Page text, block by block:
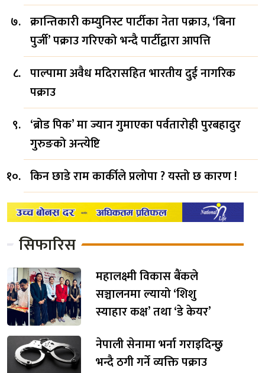
क्रान्तिकारी कम्युनिस्ट पार्टीका नेता पक्राउ, ‘बिना
पुर्जी’ पक्राउ गरिएको भन्दै पार्टीद्वारा आपत्ति
पाल्पामा अवैध मदिरासहित भारतीय दुई नागरिक
पक्राउ
‘ब्रोड पिक’ मा ज्यान गुमाएका पर्वतारोही पुरबहादुर
गुरुङको अन्त्येष्टि
किन छाडे राम कार्कीले प्रलोपा ? यस्तो छ कारण !
सिफारिस
महालक्ष्मी विकास बैंकले
सञ्चालनमा ल्यायो ‘शिशु
स्याहार कक्ष’ तथा ‘डे केयर’
नेपाली सेनामा भर्ना गराइदिन्छु
भन्दै ठगी गर्ने व्यक्ति पक्राउ